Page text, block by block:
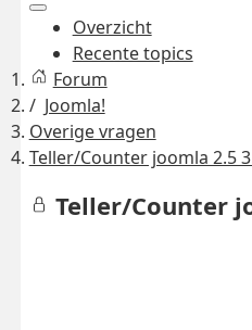
Overzicht
Recente topics
Forum
Joomla!
Overige vragen
Teller/Counter joomla 2.5
Teller/Counter